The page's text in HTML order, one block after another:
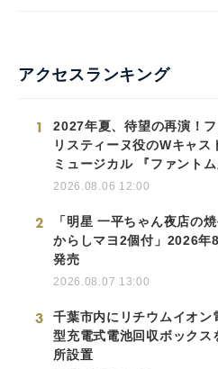
アクセスランキング
1
2027年夏、待望の再演！
リスティーヌ役のWキャス
ミュージカル 『ファントム
2026.08.06 12:00
2
「明星 一平ちゃん夜店の
からしマヨ2個付」2026年
発売
2026.08.07 13:00
3
千葉市内にリチウムイオン
型充電式電池回収ボックス
所設置